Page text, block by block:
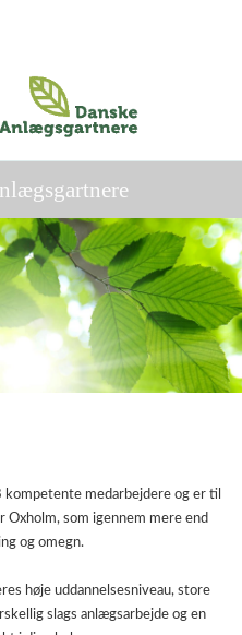
kompetente medarbejdere og er til
som igennem mere end
og omegn.
høje uddannelsesniveau, store
slags anlægsarbejde og en